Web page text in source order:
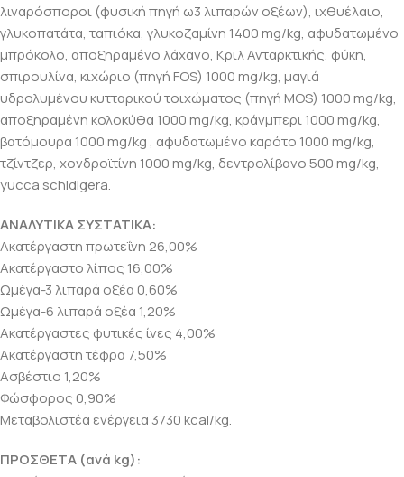
λιναρόσποροι (φυσική πηγή ω3 λιπαρών οξέων), ιχθυέλαιο,
γλυκοπατάτα, ταπιόκα, γλυκοζαμίνη 1400 mg/kg, αφυδατωμένο
μπρόκολο, αποξηραμένο λάχανο, Κριλ Ανταρκτικής, φύκη,
σπιρουλίνα, κιχώριο (πηγή FOS) 1000 mg/kg, μαγιά
υδρολυμένου κυτταρικού τοιχώματος (πηγή MOS) 1000 mg/kg,
αποξηραμένη κολοκύθα 1000 mg/kg, κράνμπερι 1000 mg/kg,
βατόμουρα 1000 mg/kg , αφυδατωμένο καρότο 1000 mg/kg,
τζίντζερ, χονδροϊτίνη 1000 mg/kg, δεντρολίβανο 500 mg/kg,
yucca schidigera.
ΑΝΑΛΥΤΙΚΑ ΣΥΣΤΑΤΙΚΑ:
Ακατέργαστη πρωτεΐνη 26,00%
Ακατέργαστο λίπος 16,00%
Ωμέγα-3 λιπαρά οξέα 0,60%
Ωμέγα-6 λιπαρά οξέα 1,20%
Ακατέργαστες φυτικές ίνες 4,00%
Ακατέργαστη τέφρα 7,50%
Ασβέστιο 1,20%
Φώσφορος 0,90%
Μεταβολιστέα ενέργεια 3730 kcal/kg.
ΠΡΟΣΘΕΤΑ (ανά kg):